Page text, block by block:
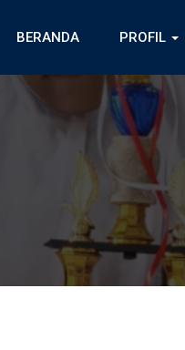
BERANDA PROFIL